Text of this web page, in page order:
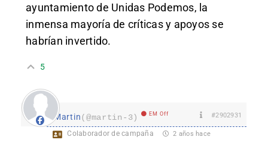
ayuntamiento de Unidas Podemos, la
inmensa mayoría de críticas y apoyos se
habrían invertido.
5
Martin(@martin-3) EM Off #2902931
Colaborador de campaña 2 años hace